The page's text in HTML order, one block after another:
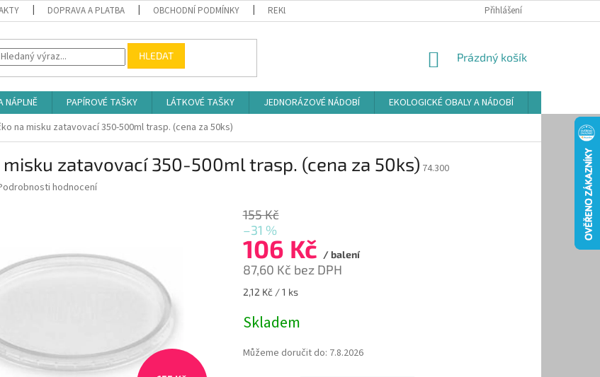
DOPRAVA A PLATBA OBCHODNÍ PODMÍNKY REKLAMAČNÍ ŘÁD ZÁSADY POUŽÍVÁNÍ SOUBORŮ COOKIES
Přihlášení
HLEDAT
NÁKUPNÍ
Prázdný košík
NÁPLNĚ PAPÍROVÉ TAŠKY LÁTKOVÉ TAŠKY JEDNORÁZOVÉ NÁDOBÍ EKOLOGICKÉ OBALY A NÁDOBÍ
na misku zatavovací 350-500ml trasp. (cena za 50ks)
misku zatavovací 350-500ml trasp. (cena za 50ks) 74.300
hodnocení
155 Kč
–31 %
106 Kč / balení
87,60 Kč bez DPH
Měrná
2,12 Kč / 1 ks
Skladem
Můžeme doručit do: 7.8.2026